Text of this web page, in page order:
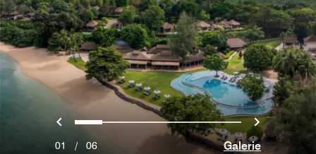
Vorherige
0 1 2 3 4 5 Weiter
01 / 06 Galerie